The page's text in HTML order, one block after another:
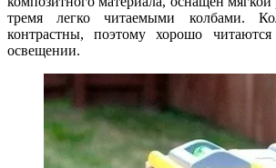
тремя легко читаемыми колбами.
контрастны, поэтому хорошо
освещении.